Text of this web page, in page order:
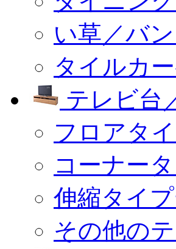
い草／バ
タイルカ
テレビ台
フロアタ
コーナー
伸縮タイ
その他の